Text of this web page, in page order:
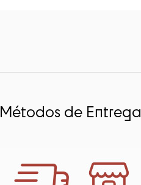
Métodos de Entrega